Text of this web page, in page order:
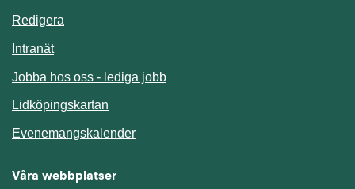
Redigera
IntranätLänk till annan webbplats.
Jobba hos oss - lediga jobb
Lidköpingskartan
EvenemangskalenderLänk till annan webbplats.
Våra webbplatser